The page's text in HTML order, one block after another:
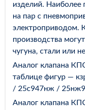
изделий. Наиболее
на пар с
электроприводом.
производства
чугуна, стали или
Аналог клапана
таблице фигур —
/ 25с947нж /
Аналог клапана